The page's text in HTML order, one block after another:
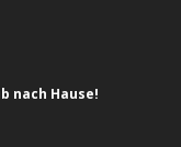
nach Hause!